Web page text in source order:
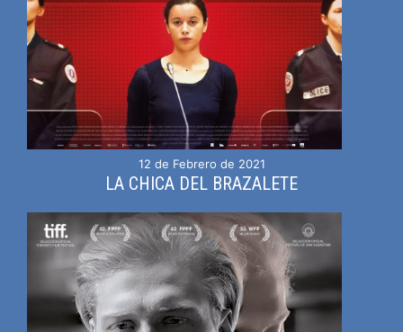
12 de Febrero de 2021
LA CHICA DEL BRAZALETE